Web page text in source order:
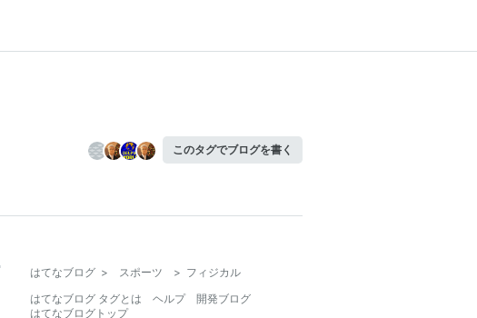
このタグでブログを書く
はてなブログ > スポーツ > フィジカル
はてなブログ タグとは
ヘルプ
開発ブログ
はてなブログトップ